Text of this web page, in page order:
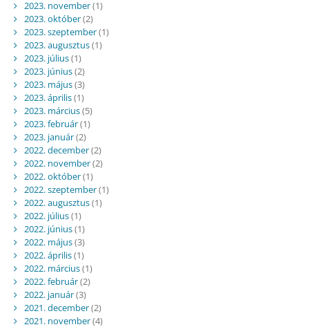
2023. november(1)
2023. október(2)
2023. szeptember(1)
2023. augusztus(1)
2023. július(1)
2023. június(2)
2023. május(3)
2023. április(1)
2023. március(5)
2023. február(1)
2023. január(2)
2022. december(2)
2022. november(2)
2022. október(1)
2022. szeptember(1)
2022. augusztus(1)
2022. július(1)
2022. június(1)
2022. május(3)
2022. április(1)
2022. március(1)
2022. február(2)
2022. január(3)
2021. december(2)
2021. november(4)